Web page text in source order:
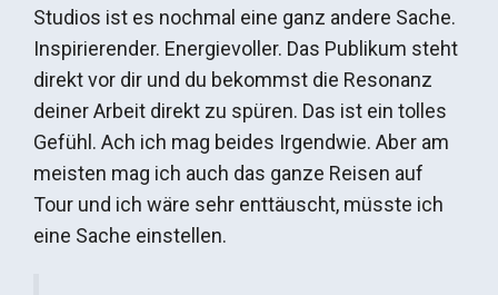
Studios ist es nochmal eine ganz andere Sache.
Inspirierender. Energievoller. Das Publikum steht
direkt vor dir und du bekommst die Resonanz
deiner Arbeit direkt zu spüren. Das ist ein tolles
Gefühl. Ach ich mag beides Irgendwie. Aber am
meisten mag ich auch das ganze Reisen auf
Tour und ich wäre sehr enttäuscht, müsste ich
eine Sache einstellen.